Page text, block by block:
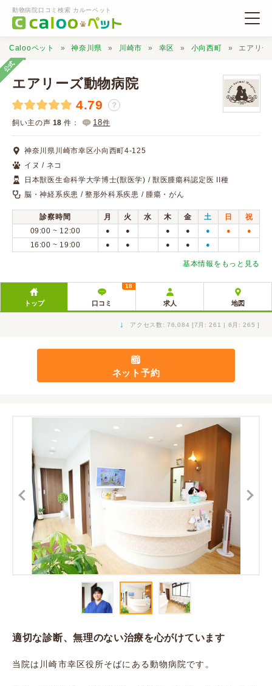
動物病院口コミ検索 カルーペット
動物病院検索
口コミ検索
Calooペットとは？
口コミ投稿
Calooペット 神奈川県 川崎市 幸区 小向西町 エアリー
公式
エアリーズ動物病院
4.79 ？
飼い主の声 18 件： 18件
神奈川県川崎市幸区小向西町4-125
イヌ / ネコ
日本獣医生命科学大学博士(獣医学) / 獣医腫瘍科認定医 II種
脳・神経系疾患 / 整形外科系疾患 / 腫瘍・がん
診察時間 月 火 水 木 金 土 日
祝
09:00 ~ 12:00
● ● ● ● ● ● ●
16:00 ~ 19:00 ● ● ● ● ●
基本情報をもっと見る
トップ 口コミ
18
求人 地図
↓ アクセス数: 76,084 [7月: 261 | 6月: 265 ]
ネット予約
適切な診断、無理のない治療を心がけています
当院は川崎市幸区役所そばにある動物病院です。